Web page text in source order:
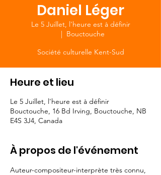
Daniel Léger
Le 5 Juillet, l'heure est à définir
  |
Bouctouche
Société culturelle Kent-Sud
Heure et lieu
Le 5 Juillet, l'heure est à définir
Bouctouche, 16 Bd Irving, Bouctouche, NB
E4S 3J4, Canada
À propos de l'événement
Auteur-compositeur-interprète très connu,